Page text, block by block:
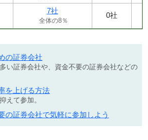
7社
全体の8％
0社
の証券会社
い証券会社や、資金不要の証券会社などの
を上げる方法
えて参加。
の証券会社で気軽に参加しよう